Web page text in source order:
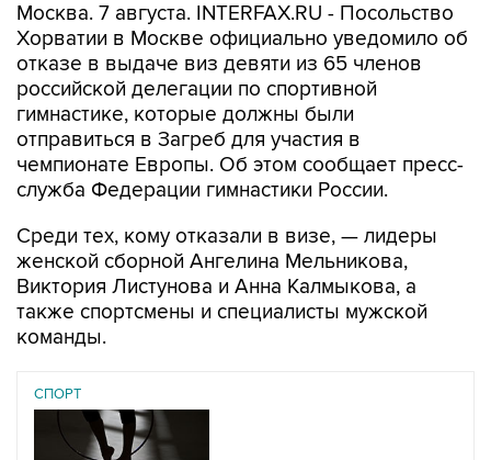
Москва. 7 августа. INTERFAX.RU - Посольство
Хорватии в Москве официально уведомило об
отказе в выдаче виз девяти из 65 членов
российской делегации по спортивной
гимнастике, которые должны были
отправиться в Загреб для участия в
чемпионате Европы. Об этом сообщает пресс-
служба Федерации гимнастики России.
Среди тех, кому отказали в визе, — лидеры
женской сборной Ангелина Мельникова,
Виктория Листунова и Анна Калмыкова, а
также спортсмены и специалисты мужской
команды.
СПОРТ